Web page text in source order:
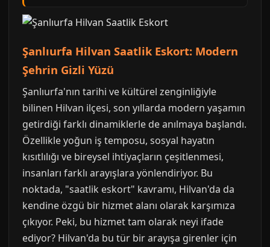
Şanlıurfa Hilvan Saatlik Eskort: Modern
Şehrin Gizli Yüzü
Şanlıurfa'nın tarihi ve kültürel zenginliğiyle
bilinen Hilvan ilçesi, son yıllarda modern yaşamın
getirdiği farklı dinamiklerle de anılmaya başlandı.
Özellikle yoğun iş temposu, sosyal hayatın
kısıtlılığı ve bireysel ihtiyaçların çeşitlenmesi,
insanları farklı arayışlara yönlendiriyor. Bu
noktada, "saatlik eskort" kavramı, Hilvan'da da
kendine özgü bir hizmet alanı olarak karşımıza
çıkıyor. Peki, bu hizmet tam olarak neyi ifade
ediyor? Hilvan'da bu tür bir arayışa girenler için